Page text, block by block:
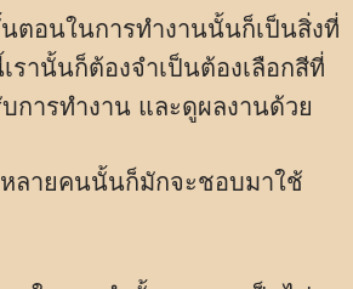
ตอนในการทำงานนั้นก็เป็นสิ่งที่
านั้นก็ต้องจำเป็นต้องเลือกสีที่
การทำงาน และดูผลงานด้วย
ลายคนนั้นก็มักจะชอบมาใช้